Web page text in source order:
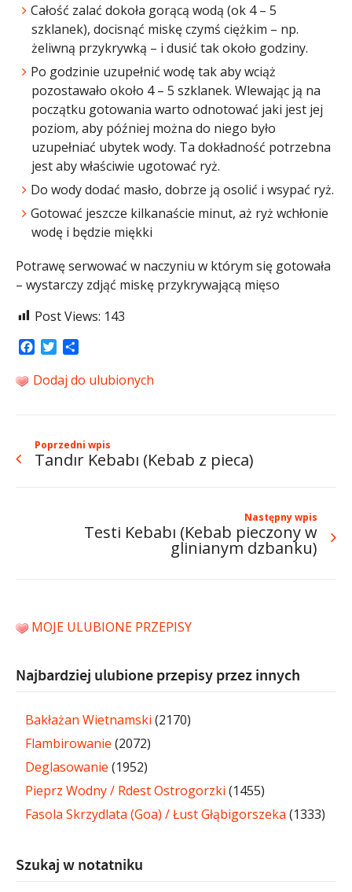
Całość zalać dokoła gorącą wodą (ok 4 – 5
szklanek), docisnąć miskę czymś ciężkim – np.
żeliwną przykrywką – i dusić tak około godziny.
Po godzinie uzupełnić wodę tak aby wciąż
pozostawało około 4 – 5 szklanek. Wlewając ją na
początku gotowania warto odnotować jaki jest jej
poziom, aby później można do niego było
uzupełniać ubytek wody. Ta dokładność potrzebna
jest aby właściwie ugotować ryż.
Do wody dodać masło, dobrze ją osolić i wsypać ryż.
Gotować jeszcze kilkanaście minut, aż ryż wchłonie
wodę i będzie miękki
Potrawę serwować w naczyniu w którym się gotowała
– wystarczy zdjąć miskę przykrywającą mięso
Post Views: 143
Facebook
Twitter
Dodaj do ulubionych
Poprzedni wpis
Tandır Kebabı (Kebab z pieca)
Następny wpis
Testi Kebabı (Kebab pieczony w
glinianym dzbanku)
MOJE ULUBIONE PRZEPISY
Najbardziej ulubione przepisy przez innych
Bakłażan Wietnamski (2170)
Flambirowanie (2072)
Deglasowanie (1952)
Pieprz Wodny / Rdest Ostrogorzki (1455)
Fasola Skrzydlata (Goa) / Łust Głąbigorszeka (1333)
Szukaj w notatniku